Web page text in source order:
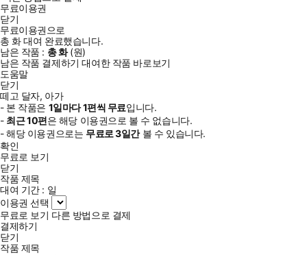
무료이용권
닫기
무료이용권으로
총 화대여 완료했습니다.
남은 작품 : 총화(원)
남은 작품 결제하기 대여한 작품 바로보기
도움말
닫기
떼고 달자, 아가
- 본 작품은 1일마다1편씩 무료입니다.
- 최근10편은 해당 이용권으로 볼 수 없습니다.
- 해당 이용권으로는 무료로3일간볼 수 있습니다.
확인
무료로 보기
닫기
작품 제목
대여 기간 : 일
이용권 선택
무료로 보기 다른 방법으로 결제
결제하기
닫기
작품 제목